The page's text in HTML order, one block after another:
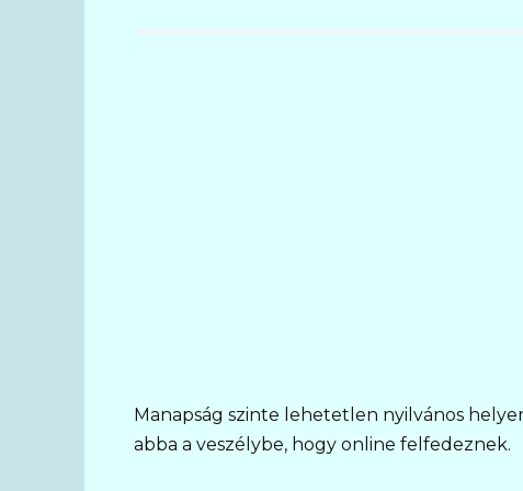
Manapság szinte lehetetlen nyilvános
abba a veszélybe, hogy online felfedeznek.